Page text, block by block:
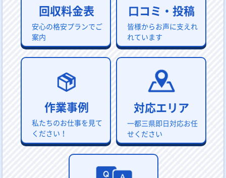
回収料金表
安心の格安プランでご
案内
口コミ・投稿
皆様からお声に支えれ
れています
作業事例
私たちのお仕事を見て
ください！
対応エリア
一都三県即日対応お任
せください